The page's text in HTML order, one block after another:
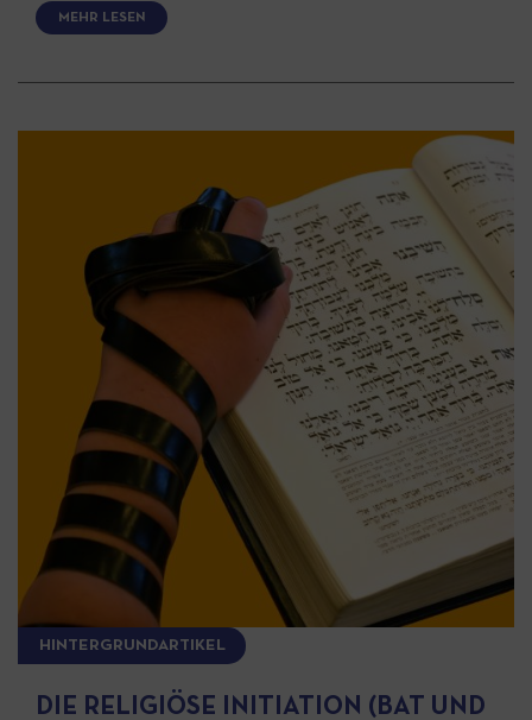
MEHR LESEN
HINTERGRUNDARTIKEL
DIE RELIGIÖSE INITIATION (BAT UND